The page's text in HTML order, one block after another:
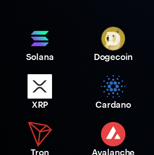
Solana Dogecoin
XRP Cardano
Tron Avalanche